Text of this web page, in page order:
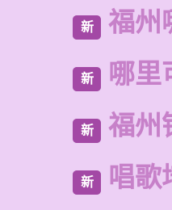
新 福州
新 哪里
新 福州
新 唱歌